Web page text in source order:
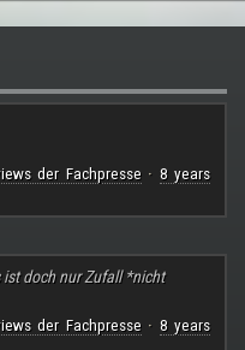
der Fachpresse· 8 years
ist doch nur Zufall *nicht
der Fachpresse· 8 years